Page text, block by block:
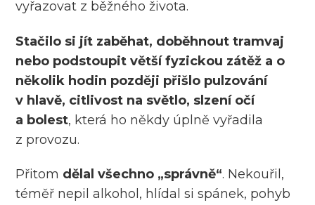
vyřazovat z běžného života.
Stačilo si jít zaběhat, doběhnout tramvaj
nebo podstoupit větší fyzickou zátěž a o
několik hodin později přišlo pulzování
v hlavě, citlivost na světlo, slzení očí
a bolest, která ho někdy úplně vyřadila
z provozu.
Přitom dělal všechno „správně“. Nekouřil,
téměř nepil alkohol, hlídal si spánek, pohyb